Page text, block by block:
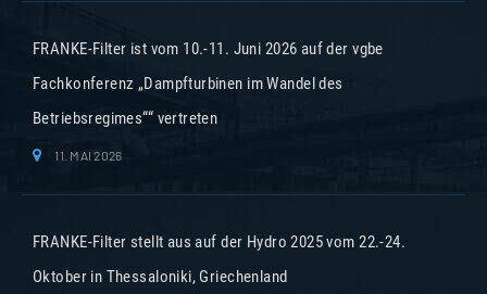
FRANKE-Filter ist vom 10.-11. Juni 2026 auf der vgbe
Fachkonferenz „Dampfturbinen im Wandel des
Betriebsregimes““ vertreten
11. MAI 2026
FRANKE-Filter stellt aus auf der Hydro 2025 vom 22.-24.
Oktober in Thessaloniki, Griechenland